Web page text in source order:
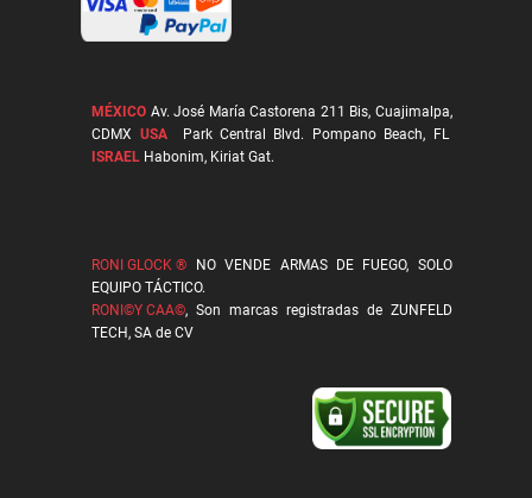
MÉXICO Av. José María Castorena 211 Bis, Cuajimalpa,
CDMX USA
Park Central Blvd. Pompano Beach, FL
ISRAEL Habonim, Kiriat Gat.
RONI GLOCK ® NO VENDE ARMAS DE FUEGO, SOLO
EQUIPO TÁCTICO.
RONI©Y CAA©, Son marcas registradas de ZUNFELD
TECH, SA de CV